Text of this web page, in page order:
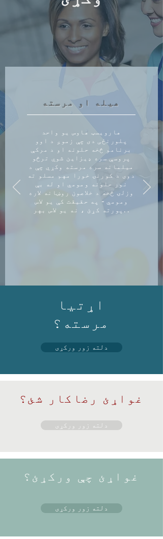
هیله او مرسته
هارویسټ هاوس یو واحد
پلورنځی دی چې زموږ د اوو
برنامو څخه حلونه او د مرکې
پروسې سره ډیزاین شوي ترڅو
میلمانه سره مرسته وکړي چې د
دوی د کورنۍ خورا مهم مسلو ته
نور حلونه ومومي او له بې
وزلۍ څخه د خلاصون روښانه لاره
ومومي - په حقیقت کې یو لاس
پورته کړئ ، نه یو لاس بهر. .
اړتیا
مرسته؟
دلته زور ورکړی
غواړئ رضاکار شئ؟
دلته زور ورکړی
غواړئ چې ورکړئ؟
دلته زور ورکړی